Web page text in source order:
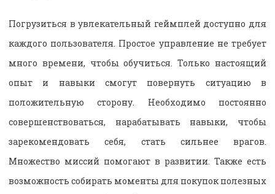
Погрузиться в увлекательный геймплей доступно для
каждого пользователя. Простое управление не требует
много времени, чтобы обучиться. Только настоящий
опыт и навыки смогут повернуть ситуацию в
положительную сторону. Необходимо постоянно
совершенствоваться, нарабатывать навыки, чтобы
зарекомендовать себя, стать сильнее врагов.
Множество миссий помогают в развитии. Также есть
возможность собирать моменты для покупок полезных